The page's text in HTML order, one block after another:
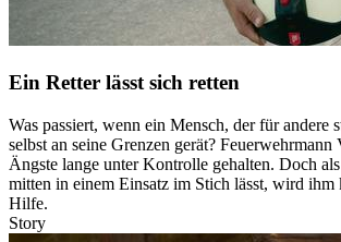
Ein Retter lässt sich retten
Was passiert, wenn ein Mensch, der für andere
selbst an seine Grenzen gerät? Feuerwehrmann
Ängste lange unter Kontrolle gehalten. Doch
mitten in einem Einsatz im Stich lässt, wird ihm
Hilfe.
Story